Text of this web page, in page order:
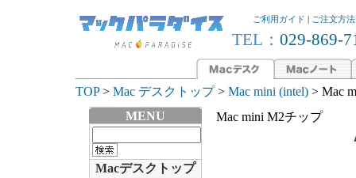
ご利用ガイド | ご注文方法
TEL： 029-869-
TOP> Mac デスクトップ> Mac mini (intel) > Mac
MENU
Macデスクトップ
Mac mini M2チップ